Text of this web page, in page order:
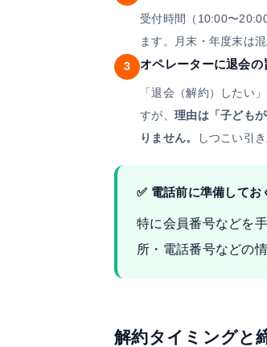
受付時間（10:00〜
ます。月末・年度末は
3 オペレーターに退会の
「退会（解約）したい
すが、 理由は「子ども
りません。
しつこい引
✅ 電話前に準備してお
特に会員番号などを
所・電話番号などの
解約タイミングと